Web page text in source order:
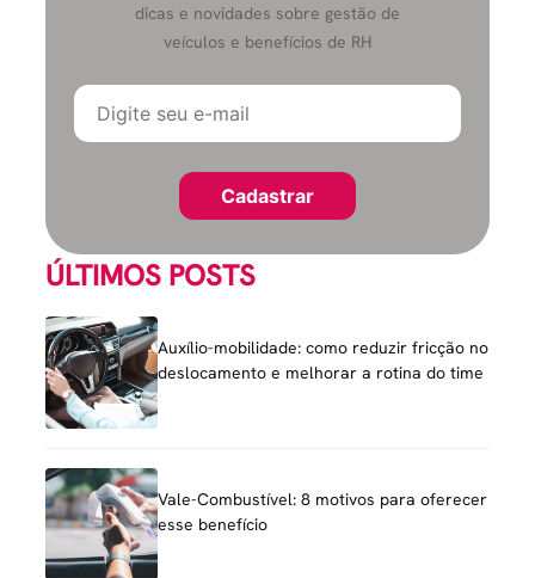
dicas e novidades sobre gestão de
veículos e benefícios de RH
ÚLTIMOS POSTS
Auxílio-mobilidade: como reduzir fricção no
deslocamento e melhorar a rotina do time
Vale-Combustível: 8 motivos para oferecer
esse benefício